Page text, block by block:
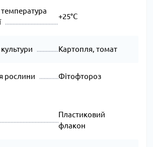
+25°C
Картопля, томат
рослини Фітофтороз
Пластиковий
флакон